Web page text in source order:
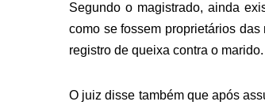
Segundo o magistrado, ainda
como se fossem proprietários
registro de queixa contra o marido.
O juiz disse também que após